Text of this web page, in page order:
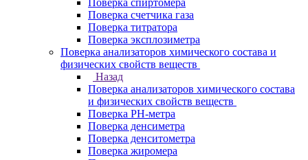
Поверка спиртомера
Поверка счетчика газа
Поверка титратора
Поверка эксплозиметра
Поверка анализаторов химического состава и
физических свойств веществ
Назад
Поверка анализаторов химического состава
и физических свойств веществ
Поверка PH-метра
Поверка денсиметра
Поверка денситометра
Поверка жиромера